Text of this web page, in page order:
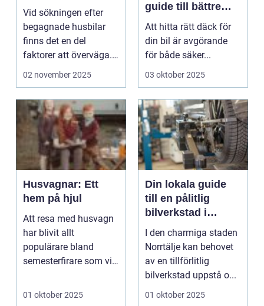
Vid sökningen efter
begagnade husbilar
finns det en del
faktorer att överväga.
Men me...
02 november 2025
guide till bättre
väggrepp och
säkerhet
Att hitta rätt däck för
din bil är avgörande
för både säker...
03 oktober 2025
Husvagnar: Ett
hem på hjul
Att resa med husvagn
har blivit allt
populärare bland
semesterfirare som vill
01 oktober 2025
Din lokala guide
till en pålitlig
bilverkstad i
Norrtälje
I den charmiga staden
Norrtälje kan behovet
av en tillförlitlig
bilverkstad uppstå o...
01 oktober 2025